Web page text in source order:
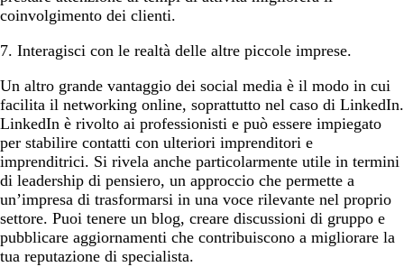
coinvolgimento dei clienti.
7. Interagisci con le realtà delle altre piccole imprese.
Un altro grande vantaggio dei social media è il modo in cui
facilita il networking online, soprattutto nel caso di LinkedIn.
LinkedIn è rivolto ai professionisti e può essere impiegato
per stabilire contatti con ulteriori imprenditori e
imprenditrici. Si rivela anche particolarmente utile in termini
di leadership di pensiero, un approccio che permette a
un’impresa di trasformarsi in una voce rilevante nel proprio
settore. Puoi tenere un blog, creare discussioni di gruppo e
pubblicare aggiornamenti che contribuiscono a migliorare la
tua reputazione di specialista.